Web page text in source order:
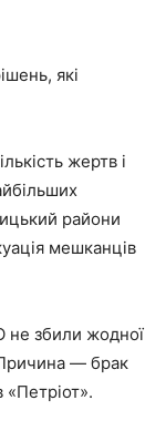
які
жертв і
райони
мешканців
не збили жодної
Причина — брак